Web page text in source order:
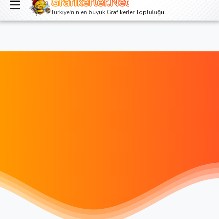
Giriş yap Kayıt ol
Türkiye'nin en büyük Grafikerler Topluluğu